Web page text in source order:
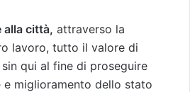
alla città, attraverso la
lavoro, tutto il valore di
qui al fine di proseguire
e miglioramento dello stato